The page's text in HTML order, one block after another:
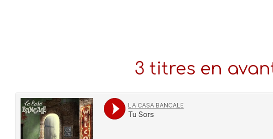
3 titres en